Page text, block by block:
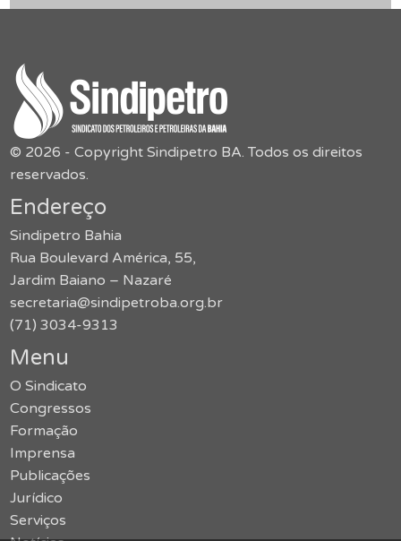
© 2026 - Copyright Sindipetro BA. Todos os direitos
reservados.
Endereço
Sindipetro Bahia
Rua Boulevard América, 55,
Jardim Baiano – Nazaré
secretaria@sindipetroba.org.br
(71) 3034-9313
Menu
O Sindicato
Congressos
Formação
Imprensa
Publicações
Jurídico
Serviços